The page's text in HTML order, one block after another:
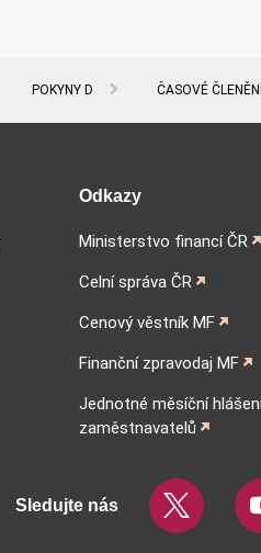
POKYNY D ČASOVÉ ČLENĚNÍ
Odkazy
Ministerstvo financí ČR
Celní správa ČR
Cenový věstník MF
Finanční zpravodaj MF
Jednotné měsíční
zaměstnavatelů
Sledujte nás Twitter